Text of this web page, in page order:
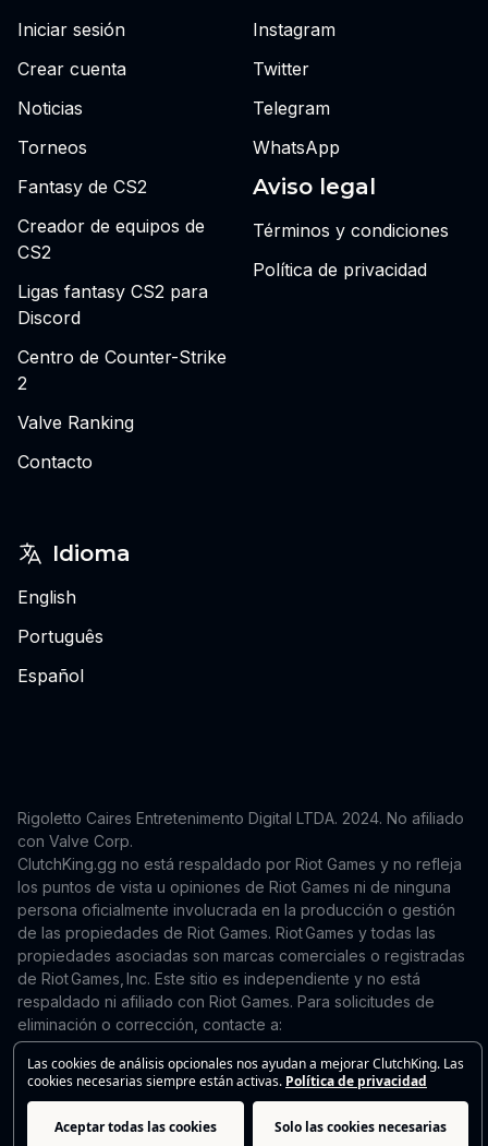
Las cookies de análisis opcionales nos ayudan a mejorar ClutchKing. Las
cookies necesarias siempre están activas. Política de privacidad
Aceptar todas las cookies Solo las cookies necesarias
Iniciar sesión
Crear cuenta
Noticias
Torneos
Fantasy de CS2
Creador de equipos de
CS2
Ligas fantasy CS2 para
Discord
Centro de Counter-Strike
2
Valve Ranking
Contacto
Instagram
Twitter
Telegram
WhatsApp
Aviso legal
Términos y condiciones
Política de privacidad
Idioma
English
Português
Español
Rigoletto Caires Entretenimento Digital LTDA. 2024. No afiliado
con Valve Corp.
ClutchKing.gg no está respaldado por Riot Games y no refleja
los puntos de vista u opiniones de Riot Games ni de ninguna
persona oficialmente involucrada en la producción o gestión
de las propiedades de Riot Games. Riot Games y todas las
propiedades asociadas son marcas comerciales o registradas
de Riot Games, Inc. Este sitio es independiente y no está
respaldado ni afiliado con Riot Games. Para solicitudes de
eliminación o corrección, contacte a:
support@clutchking.com.br